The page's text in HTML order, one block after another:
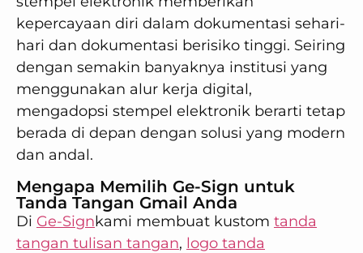
kepercayaan diri dalam dokumentasi sehari-
hari dan dokumentasi berisiko tinggi. Seiring
dengan semakin banyaknya institusi yang
menggunakan alur kerja digital,
mengadopsi stempel elektronik berarti tetap
berada di depan dengan solusi yang modern
dan andal.
Mengapa Memilih Ge-Sign untuk
Tanda Tangan Gmail Anda
Di Ge-Signkami membuat kustom tanda
tangan tulisan tangan, logo tanda